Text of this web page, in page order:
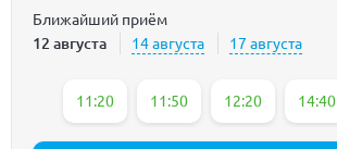
Ближайший приём
12 августа 14 августа 17 августа
11:20 11:50 12:20 14:40